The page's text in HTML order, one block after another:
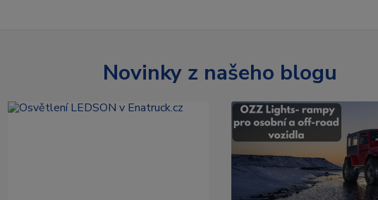
Novinky z našeho blogu